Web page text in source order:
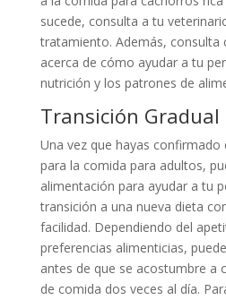
sucede, consulta a tu
tratamiento. Además, consulta
acerca de cómo ayudar a tu
nutrición y los patrones de
Transición Gradual
Una vez que hayas
para la comida para adultos,
alimentación para ayudar a tu
transición a una nueva dieta
facilidad. Dependiendo del
preferencias alimenticias,
antes de que se acostumbre a
de comida dos veces al día.